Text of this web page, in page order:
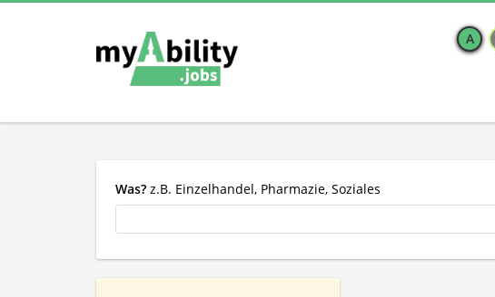
A
Was? z.B. Einzelhandel, Pharmazie, Soziales